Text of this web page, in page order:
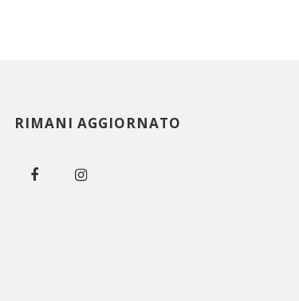
RIMANI AGGIORNATO